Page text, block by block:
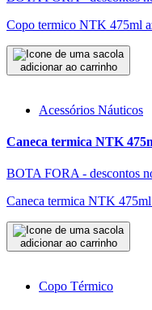
Copo termico NTK 475ml
adicionar ao carrinho
Acessórios Náuticos
Caneca termica NTK
BOTA FORA - descontos
Caneca termica NTK 475ml
adicionar ao carrinho
Copo Térmico